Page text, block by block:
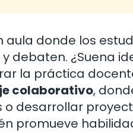
aula donde los
debaten. ¿Suena
la práctica
colaborativo,
desarrollar
promueve